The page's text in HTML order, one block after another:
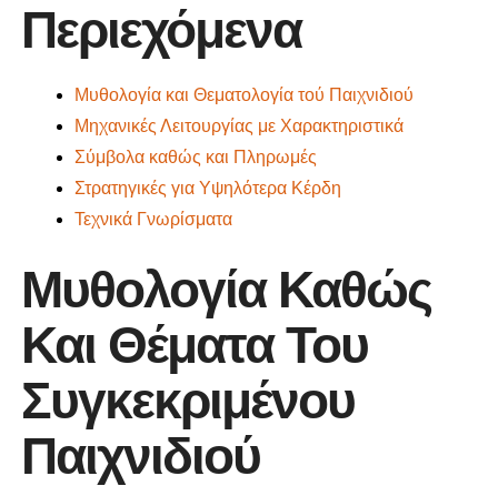
Περιεχόμενα
Μυθολογία και Θεματολογία τού Παιχνιδιού
Μηχανικές Λειτουργίας με Χαρακτηριστικά
Σύμβολα καθώς και Πληρωμές
Στρατηγικές για Υψηλότερα Κέρδη
Τεχνικά Γνωρίσματα
Μυθολογία Καθώς
Και Θέματα Του
Συγκεκριμένου
Παιχνιδιού